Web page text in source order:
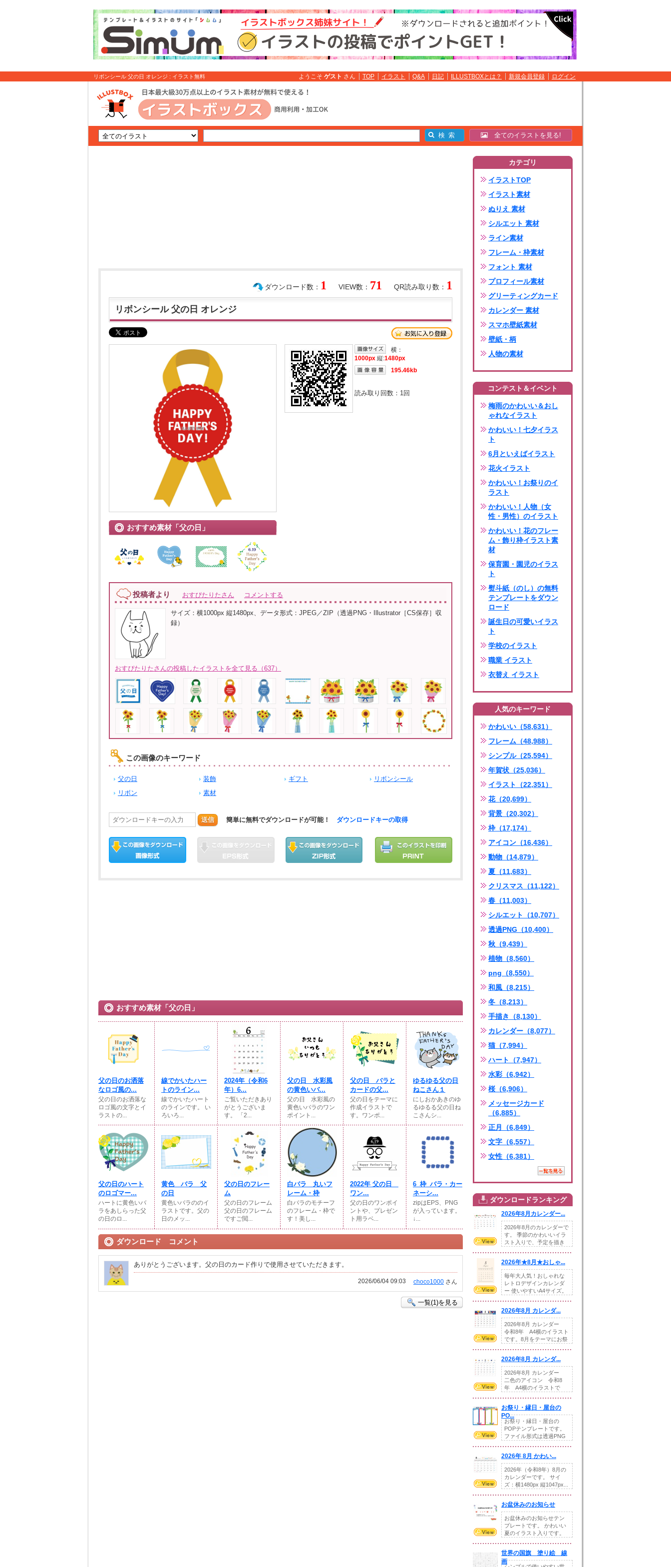
リボンシール 父の日 オレンジ : イラスト無料 ようこそ ゲスト さん TOP イラスト Q&A 日記 ILLUSTBOXとは？ 新規会員登録 ログイン
全てのイラストを見る!
QR読み取り数： 1
VIEW数： 71
ダウンロード数： 1
リボンシール 父の日 オレンジ
おすすめ素材「父の日」
横：
1000px 縦:1480px
195.46kb
読み取り回数： 1回
投稿者より おすぴたりたさん コメントする
サイズ：横1000px 縦1480px、データ形式：JPEG／ZIP（透過PNG・Illustrator［CS保存］収
録）
おすぴたりたさんの投稿したイラストを全て見る（637）
この画像のキーワード
父の日 装飾 ギフト
リボンシール
リボン
素材
送信 簡単に無料でダウンロードが可能！ ダウンロードキーの取得
おすすめ素材「父の日」
父の日のお洒落
なロゴ風の...
父の日のお洒落な
ロゴ風の文字とイ
ラストの...
線でかいたハー
トのライン...
線でかいたハート
のラインです。 い
ろいろ...
2024年（令和6
年）6...
ご覧いただきあり
がとうございま
す。 「2...
父の日 水彩風
の黄色いバ...
父の日 水彩風の
黄色いバラのワン
ポイント...
父の日 バラと
カードの父...
父の日をテーマに
作成イラストで
す。ワンポ...
ゆるゆる父の日
ねこさん１
にしおかあきのゆ
るゆるる父の日ね
こさんシ...
父の日のハート
のロゴマー...
ハートに黄色いバ
ラをあしらった父
の日のロ...
黄色 バラ 父
の日
黄色いバラののイ
ラストです。父の
日のメッ...
父の日のフレー
ム
父の日のフレーム
父の日のフレーム
ですご閲...
白バラ 丸いフ
レーム・枠
白バラのモチーフ
のフレーム・枠で
す！美し...
2022年 父の日
ワン...
父の日のワンポイ
ントや、プレゼン
ト用ラベ...
6_枠_バラ・カー
ネーシ...
zipはEPS、PNG
が入っています。
↓...
ダウンロード コメント
ありがとうございます。父の日のカード作りで使用させていただきます。
choco1000 さん
2026/06/04 09:03
一覧(1)を見る
カテゴリ
イラストTOP
イラスト素材
ぬりえ 素材
シルエット 素材
ライン素材
フレーム・枠素材
フォント 素材
プロフィール素材
グリーティングカード
カレンダー 素材
スマホ壁紙素材
壁紙・柄
人物の素材
コンテスト＆イベント
梅雨のかわいい＆おし
ゃれなイラスト
かわいい！七夕イラス
ト
6月といえばイラスト
花火イラスト
かわいい！お祭りのイ
ラスト
かわいい！人物（女
性・男性）のイラスト
かわいい！花のフレー
ム・飾り枠イラスト素
材
保育園・園児のイラス
ト
熨斗紙（のし）の無料
テンプレートをダウン
ロード
誕生日の可愛いイラス
ト
学校のイラスト
職業 イラスト
衣替え イラスト
人気のキーワード
かわいい（58,631）
フレーム（48,988）
シンプル（25,594）
年賀状（25,036）
イラスト（22,351）
花（20,699）
背景（20,302）
枠（17,174）
アイコン（16,436）
動物（14,879）
夏（11,683）
クリスマス（11,122）
春（11,003）
シルエット（10,707）
透過PNG（10,400）
秋（9,439）
植物（8,560）
png（8,550）
和風（8,215）
冬（8,213）
手描き（8,130）
カレンダー（8,077）
猫（7,994）
ハート（7,947）
水彩（6,942）
桜（6,906）
メッセージカード
（6,885）
正月（6,849）
文字（6,557）
女性（6,381）
ダウンロードランキング
2026年8月カレンダー...
2026年8月のカレンダーで
す。 季節のかわいいイラ
スト入りで、予定を描き
2026年★8月★おしゃ...
毎年大人気！おしゃれな
レトロデザインカレンダ
ー 使いやすいA4サイズ。
2026年8月 カレンダ...
2026年8月 カレンダー
令和8年 A4横のイラスト
です。8月をテーマにお祭
2026年8月 カレンダ...
2026年8月 カレンダー
二色のアイコン 令和8
年 A4横のイラストで
お祭り・縁日・屋台の
PO...
お祭り・縁日・屋台の
POPテンプレートです。
ファイル形式は透過PNG
2026年 8月 かわい...
2026年（令和8年）8月の
カレンダーです。 サイ
ズ：横1480px 縦1047px...
お盆休みのお知らせ
お盆休みのお知らせテン
プレートです。 かわいい
夏のイラスト入りです。
世界の国旗 塗り絵 線
画